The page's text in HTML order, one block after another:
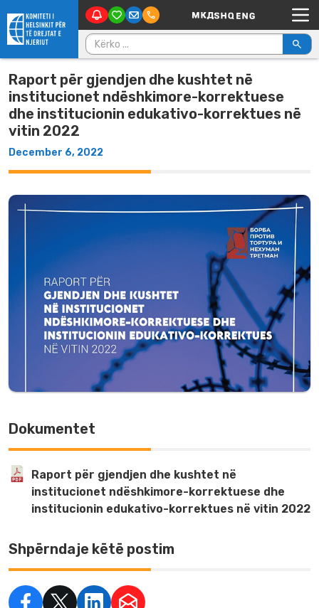
Skip to content Main Navigation
Kërko për:
Raport për gjendjen dhe kushtet në
institucionet ndëshkimore-korrektuese
dhe institucionin edukativo-korrektues në
vitin 2022
December 6, 2022
Dokumentet
Raport për gjendjen dhe kushtet në
institucionet ndëshkimore-korrektuese dhe
institucionin edukativo-korrektues në vitin 2022
Shpërndaje këtë postim